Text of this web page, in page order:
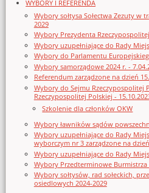
WYBORY I REFERENDA
Wybory sołtysa Sołectwa Zezuty w
2029
Wybory Prezydenta
Wybory uzupełniające do Rady
Wybory do Parlamentu
Wybory samorządowe 2024 r. -
Referendum zarządzone na dzień
Wybory do Sejmu Rzeczypospolitej
Rzeczypospolitej Polskiej -
Szkolenie dla członków OKW
Wybory ławników sądów
Wybory uzupełniające do Rady
wyborczym nr 3 zarządzone na
Wybory uzupełniające do Rady
Wybory Przedterminowe Burmistrza
Wybory sołtysów, rad sołeckich,
osiedlowych 2024-2029